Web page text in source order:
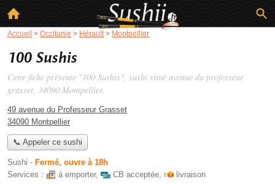
Accueil > Occitanie > Hérault > Montpellier
100 Sushis
Cette fiche présente "100 Sushis", sushi situé avenue du professeur
grasset, 34090 Montpellier.
49 avenue du Professeur Grasset
34090 Montpellier
📞 Appeler ce sushi
Sushi - Fermé, ouvre à 18h
Services :
à emporter, CB acceptée, livraison